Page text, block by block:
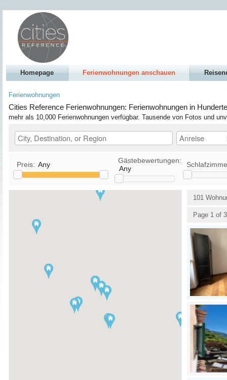
Homepage Ferienwohnungen anschauen
Ferienwohnungen
Cities Reference Ferienwohnungen: Ferienwohnungen in
mehr als 10,000 Ferienwohnungen verfügbar. Tausende von Fotos und
Preis: Any
Gästebewertungen:
Any
Klimaanlage
Patio, Deck, or Terrace
101
Page 1 of 3